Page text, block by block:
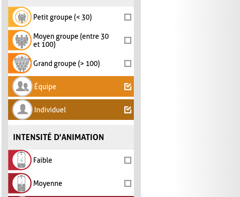
Petit groupe (< 30)
Moyen groupe (entre 30
et 100)
Grand groupe (> 100)
Équipe
Individuel
INTENSITÉ D'ANIMATION
Faible
Moyenne